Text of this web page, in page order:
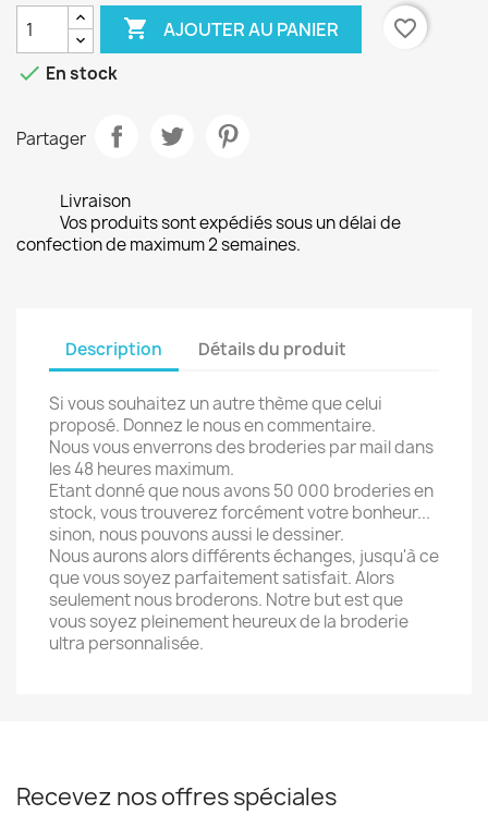
 AJOUTER AU PANIER
favorite_border
 En stock
Partager
Livraison
Vos produits sont expédiés sous un délai de
confection de maximum 2 semaines.
Description Détails du produit
Si vous souhaitez un autre thème que celui
proposé. Donnez le nous en commentaire.
Nous vous enverrons des broderies par mail dans
les 48 heures maximum.
Etant donné que nous avons 50 000 broderies en
stock, vous trouverez forcément votre bonheur...
sinon, nous pouvons aussi le dessiner.
Nous aurons alors différents échanges, jusqu'à ce
que vous soyez parfaitement satisfait. Alors
seulement nous broderons. Notre but est que
vous soyez pleinement heureux de la broderie
ultra personnalisée.
Recevez nos offres spéciales